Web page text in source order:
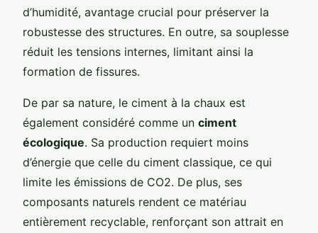
d’humidité, avantage crucial pour préserver la
robustesse des structures. En outre, sa souplesse
réduit les tensions internes, limitant ainsi la
formation de fissures.
De par sa nature, le ciment à la chaux est
également considéré comme un ciment
écologique. Sa production requiert moins
d’énergie que celle du ciment classique, ce qui
limite les émissions de CO2. De plus, ses
composants naturels rendent ce matériau
entièrement recyclable, renforçant son attrait en